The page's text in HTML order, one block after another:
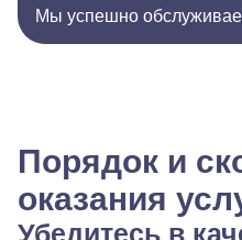
Мы успешно
Порядок и
оказания
Убедитесь в